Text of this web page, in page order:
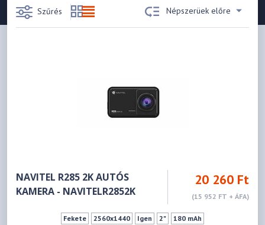
Szűrés Népszerüek előre
NAVITEL R285 2K AUTÓS
KAMERA - NAVITELR2852K
20 260 Ft
(15 952 FT + ÁFA)
Fekete 2560x1440 Igen 2"
180 mAh